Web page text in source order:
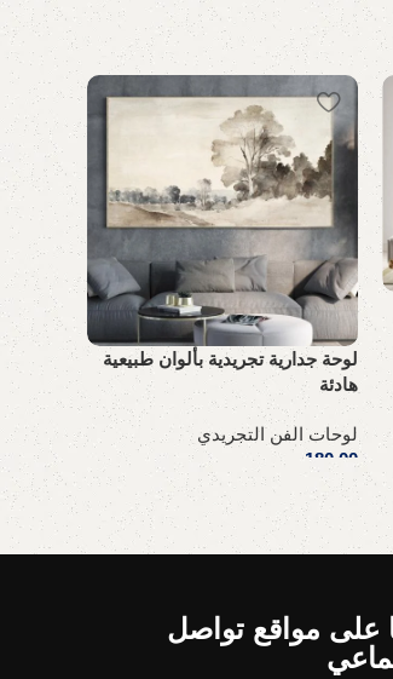
لوحة جدارية تجريدية بألوان طبيعية
هادئة
لوحات الفن التجريدي
180,00
ر.س
إضافة إلى السلة
لوحة
لوحات
180,00
إضافة
على مواقع تواصل